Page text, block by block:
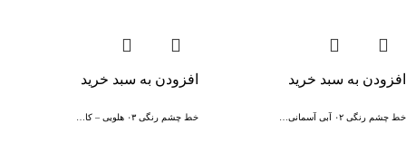
افزودن به سبد خرید
خط چشم رنگی ۰۲ آبی آسمانی…
افزودن به سبد خرید
خط چشم رنگی ۰۳ هلویی – کا…